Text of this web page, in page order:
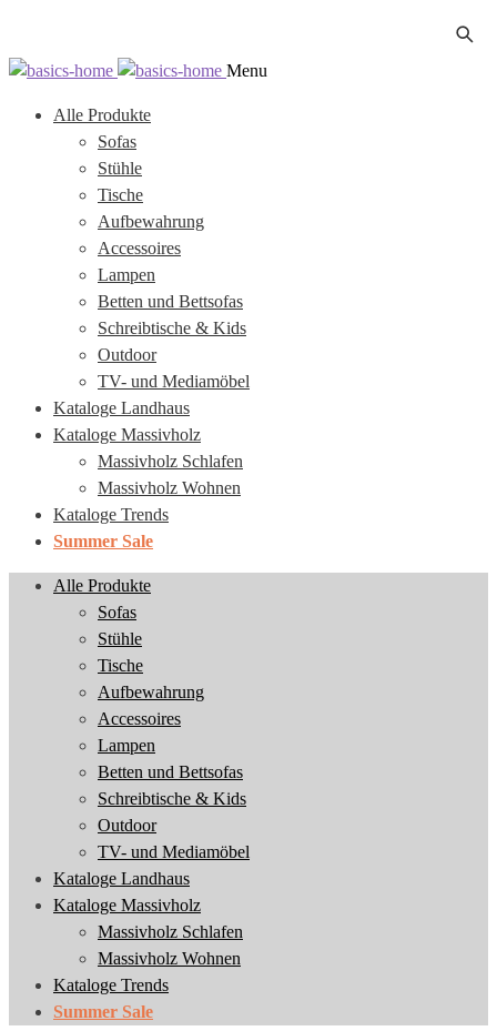
Zur
springen
Zum
springen
Menu
Alle Produkte
Sofas
Stühle
Tische
Aufbewahrung
Accessoires
Lampen
Betten und Bettsofas
Schreibtische & Kids
Outdoor
TV- und Mediamöbel
Kataloge Landhaus
Kataloge Massivholz
Massivholz Schlafen
Massivholz Wohnen
Kataloge Trends
Summer Sale
Alle Produkte
Sofas
Stühle
Tische
Aufbewahrung
Accessoires
Lampen
Betten und Bettsofas
Schreibtische & Kids
Outdoor
TV- und Mediamöbel
Kataloge Landhaus
Kataloge Massivholz
Massivholz Schlafen
Massivholz Wohnen
Kataloge Trends
Summer Sale